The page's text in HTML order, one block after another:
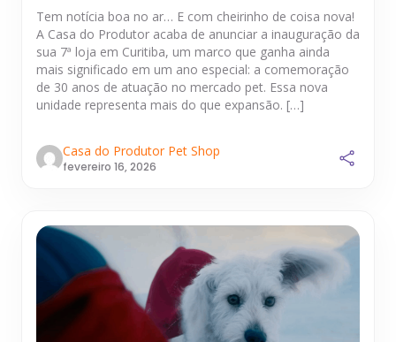
Tem notícia boa no ar… E com cheirinho de coisa nova!
A Casa do Produtor acaba de anunciar a inauguração da
sua 7ª loja em Curitiba, um marco que ganha ainda
mais significado em um ano especial: a comemoração
de 30 anos de atuação no mercado pet. Essa nova
unidade representa mais do que expansão. […]
Casa do Produtor Pet Shop
fevereiro 16, 2026